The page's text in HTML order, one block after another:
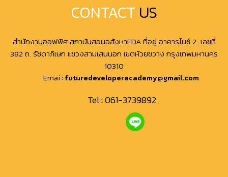
CONTACT US
สำนักงานออฟฟิศ สถาบันสอนอสังหาFDA ที่อยู่ อาคารไนซ์ 2 เลขที่
382 ถ. รัชดาภิเษก แขวงสามเสนนอก เขตห้วยขวาง กรุงเทพมหานคร
10310
Emai : futuredeveloperacademy@gmail.com
Tel :061-3739892